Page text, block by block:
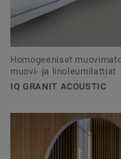
Homogeeniset
muovi- ja linoleumilattiat
IQ GRANIT ACOUSTIC